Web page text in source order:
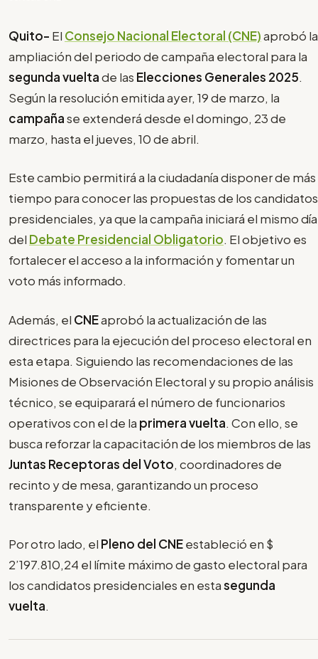
Quito- El Consejo Nacional Electoral (CNE)aprobó la
ampliación del periodo de campaña electoral para la
segunda vueltade las Elecciones Generales 2025.
Según la resolución emitida ayer, 19 de marzo, la
campañase extenderá desde el domingo, 23 de
marzo, hasta el jueves, 10 de abril.
Este cambio permitirá a la ciudadanía disponer de más
tiempo para conocer las propuestas de los candidatos
presidenciales, ya que la campaña iniciará el mismo día
del Debate Presidencial Obligatorio. El objetivo es
fortalecer el acceso a la información y fomentar un
voto más informado.
Además, el CNEaprobó la actualización de las
directrices para la ejecución del proceso electoral en
esta etapa. Siguiendo las recomendaciones de las
Misiones de Observación Electoral y su propio análisis
técnico, se equiparará el número de funcionarios
operativos con el de la primera vuelta. Con ello, se
busca reforzar la capacitación de los miembros de las
Juntas Receptoras del Voto, coordinadores de
recinto y de mesa, garantizando un proceso
transparente y eficiente.
Por otro lado, el Pleno del CNEestableció en $
2’197.810,24 el límite máximo de gasto electoral para
los candidatos presidenciales en estasegunda
vuelta.